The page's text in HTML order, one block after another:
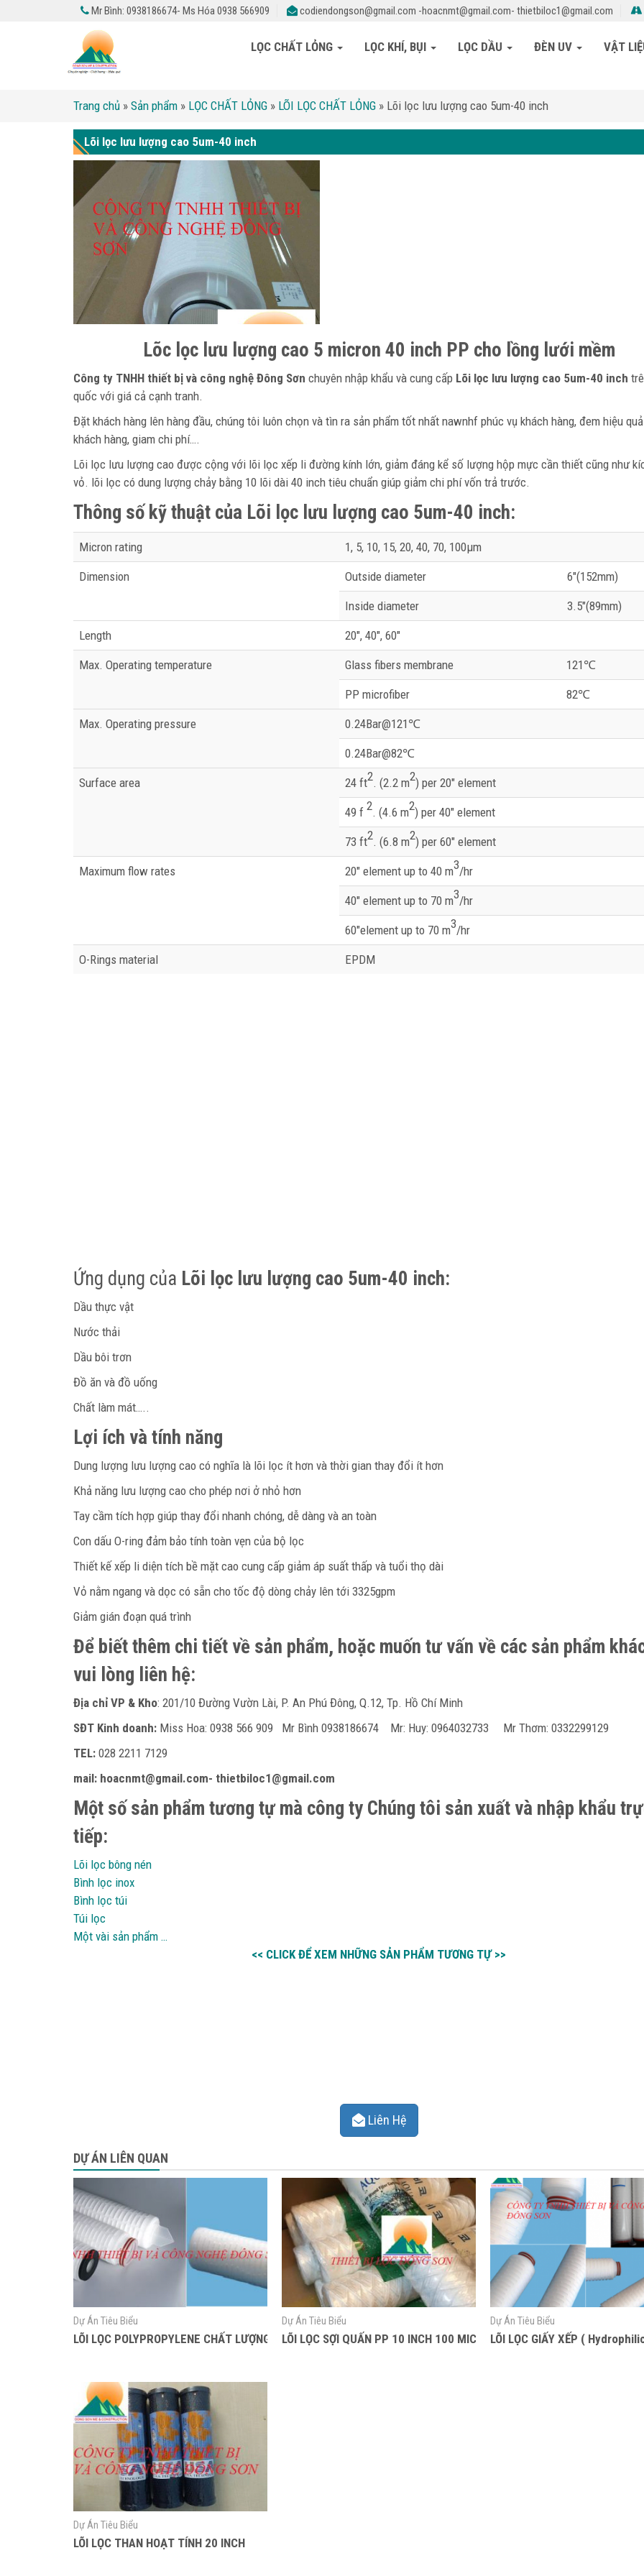
Mr Bình: 0938186674- Ms Hóa 0938 566909 codiendongson@gmail.com -hoacnmt@gmail.com- thietbiloc1@gmail.com
LỌC CHẤT LỎNG LỌC KHÍ, BỤI LỌC DẦU ĐÈN UV VẬT
Trang chủ » Sản phẩm » LỌC CHẤT LỎNG » LÕI LỌC CHẤT LỎNG » Lõi lọc lưu lượng cao 5um-40 inch
Lõi lọc lưu lượng cao 5um-40 inch
Lõc lọc lưu lượng cao 5 micron 40 inch PP cho lồng lưới mềm
Công ty TNHH thiết bị và công nghệ Đông Sơn chuyên nhập khẩu và cung cấp Lõi lọc lưu lượng cao 5um-40 inch
quốc với giá cả cạnh tranh.
Đặt khách hàng lên hàng đầu, chúng tôi luôn chọn và tìn ra sản phẩm tốt nhất nawnhf phúc vụ khách hàng, đem hiệu
khách hàng, giam chi phí….
Lõi lọc lưu lượng cao được cộng với lõi lọc xếp li đường kính lớn, giảm đáng kể số lượng hộp mực cần thiết cũng như
vỏ. lõi lọc có dung lượng chảy bằng 10 lõi dài 40 inch tiêu chuẩn giúp giảm chi phí vốn trả trước.
Thông số kỹ thuật của Lõi lọc lưu lượng cao 5um-40 inch:
Micron rating 1, 5, 10, 15, 20, 40, 70, 100μm
Dimension Outside diameter 6″(152mm)
Inside diameter 3.5″(89mm)
Length 20″, 40″, 60″
Max. Operating temperature Glass fibers membrane 121℃
PP microfiber 82℃
Max. Operating pressure 0.24Bar@121℃
0.24Bar@82℃
Surface area 24 ft2. (2.2 m2) per 20″ element
49 f 2. (4.6 m2) per 40″ element
73 ft2. (6.8 m2) per 60″ element
Maximum flow rates 20″ element up to 40 m3/hr
40″ element up to 70 m3/hr
60″element up to 70 m3/hr
O-Rings material EPDM
Ứng dụng của Lõi lọc lưu lượng cao 5um-40 inch:
Dầu thực vật
Nước thải
Dầu bôi trơn
Đồ ăn và đồ uống
Chất làm mát…..
Lợi ích và tính năng
Dung lượng lưu lượng cao có nghĩa là lõi lọc ít hơn và thời gian thay đổi ít hơn
Khả năng lưu lượng cao cho phép nơi ở nhỏ hơn
Tay cầm tích hợp giúp thay đổi nhanh chóng, dễ dàng và an toàn
Con dấu O-ring đảm bảo tính toàn vẹn của bộ lọc
Thiết kế xếp li diện tích bề mặt cao cung cấp giảm áp suất thấp và tuổi thọ dài
Vỏ nằm ngang và dọc có sẵn cho tốc độ dòng chảy lên tới 3325gpm
Giảm gián đoạn quá trình
Để biết thêm chi tiết về sản phẩm, hoặc muốn tư vấn về các sản phẩm
vui lòng liên hệ:
Địa chỉ VP & Kho: 201/10 Đường Vườn Lài, P. An Phú Đông, Q.12, Tp. Hồ Chí Minh
SĐT Kinh doanh: Miss Hoa: 0938 566 909 Mr Bình 0938186674 Mr: Huy: 0964032733 Mr Thơm: 0332299129
TEL: 028 2211 7129
mail: hoacnmt@gmail.com- thietbiloc1@gmail.com
Một số sản phẩm tương tự mà công ty Chúng tôi sản xuất và nhập khẩu
tiếp:
Lõi lọc bông nén
Bình lọc inox
Bình lọc túi
Túi lọc
Một vài sản phẩm …
<< CLICK ĐỂ XEM NHỮNG SẢN PHẨM TƯƠNG TỰ >>
Liên Hệ
DỰ ÁN LIÊN QUAN
Dự Án Tiêu Biểu
LÕI LỌC POLYPROPYLENE CHẤT LƯỢNG CAO
Dự Án Tiêu Biểu
LÕI LỌC SỢI QUẤN PP 10 INCH 100 MICRON
Dự Án Tiêu Biểu
LÕI LỌC GIẤY XẾP (
Dự Án Tiêu Biểu
LÕI LỌC THAN HOẠT TÍNH 20 INCH